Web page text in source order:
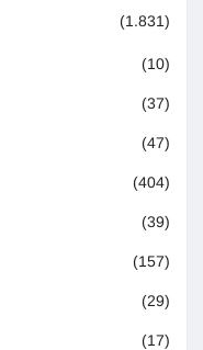
(1.831)
(10)
(37)
(47)
(404)
(39)
(157)
(29)
(17)